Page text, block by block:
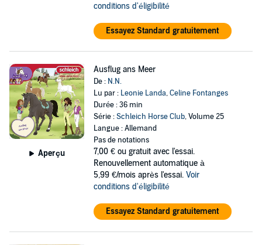
conditions d'éligibilité
Essayez Standard gratuitement
Aperçu
Ausflug ans Meer
De : N.N.
Lu par : Leonie Landa,Celine Fontanges
Durée : 36 min
Série :Schleich Horse Club, Volume 25
Langue : Allemand
Pas de notations
7,00 € ou gratuit avec l'essai.
Renouvellement automatique à
5,99 €/mois après l'essai. Voir
conditions d'éligibilité
Essayez Standard gratuitement